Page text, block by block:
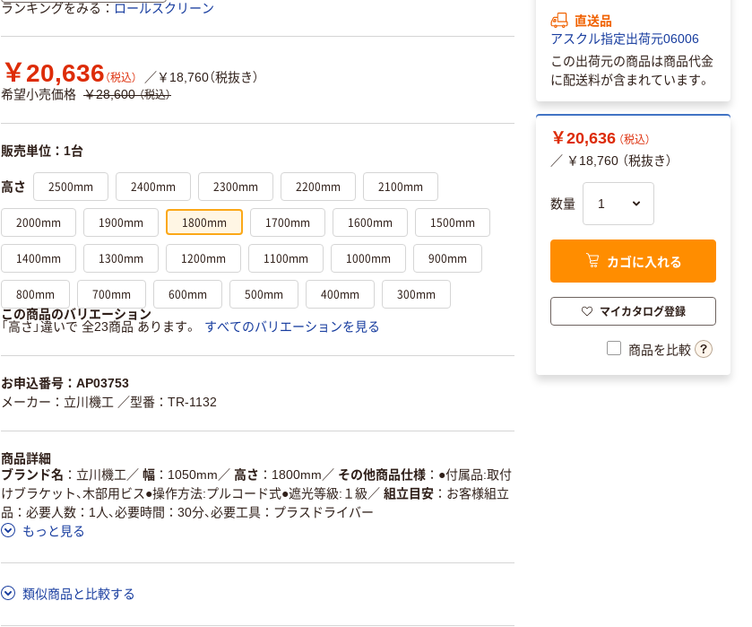
ランキングをみる ロールスクリーン
￥20,636 （税込）
／￥18,760（税抜き）
希望小売価格 ￥28,600 （税込）
販売単位：1台
高さ 2500mm 2400mm 2300mm 2200mm 2100mm
2000mm 1900mm 1800mm 1700mm 1600mm 1500mm
1400mm 1300mm 1200mm 1100mm 1000mm 900mm
800mm 700mm 600mm 500mm 400mm 300mm
この商品のバリエーション
「高さ」違いで 全23商品 あります。
すべてのバリエーションを見る
お申込番号：AP03753
メーカー：立川機工 ／型番：TR-1132
商品詳細
ブランド名
立川機工 ／ 幅 1050mm ／ 高さ 1800mm ／ その他商品仕様
●付属品:取付
けブラケット、木部用ビス●操作方法:プルコード式●遮光等級:１級 ／ 組立目安
お客様組立
品：必要人数：1人、必要時間：30分、必要工具：プラスドライバー
もっと見る
類似商品と比較する
直送品
アスクル指定出荷元06006
この出荷元の商品は商品代金
に配送料が含まれています。
￥20,636 （税込）
／ ￥18,760 （税抜き）
数量
カゴに入れる
マイカタログ登録
商品を比較